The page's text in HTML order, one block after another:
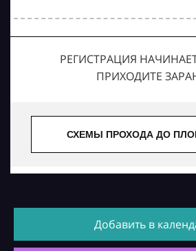
РЕГИСТРАЦИЯ
ПРИХОДИТЕ
СХЕМЫ ПРОХОДА ДО
Добавить в